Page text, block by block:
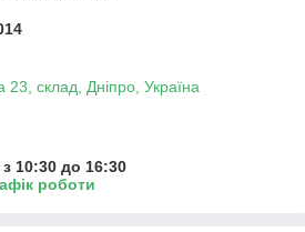
23, склад, Дніпро, Україна
10:30 до 16:30
роботи